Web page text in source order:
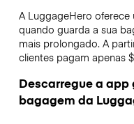
A LuggageHero oferece
quando guarda a sua
mais prolongado. A
clientes pagam apenas
Descarregue a
bagagem da